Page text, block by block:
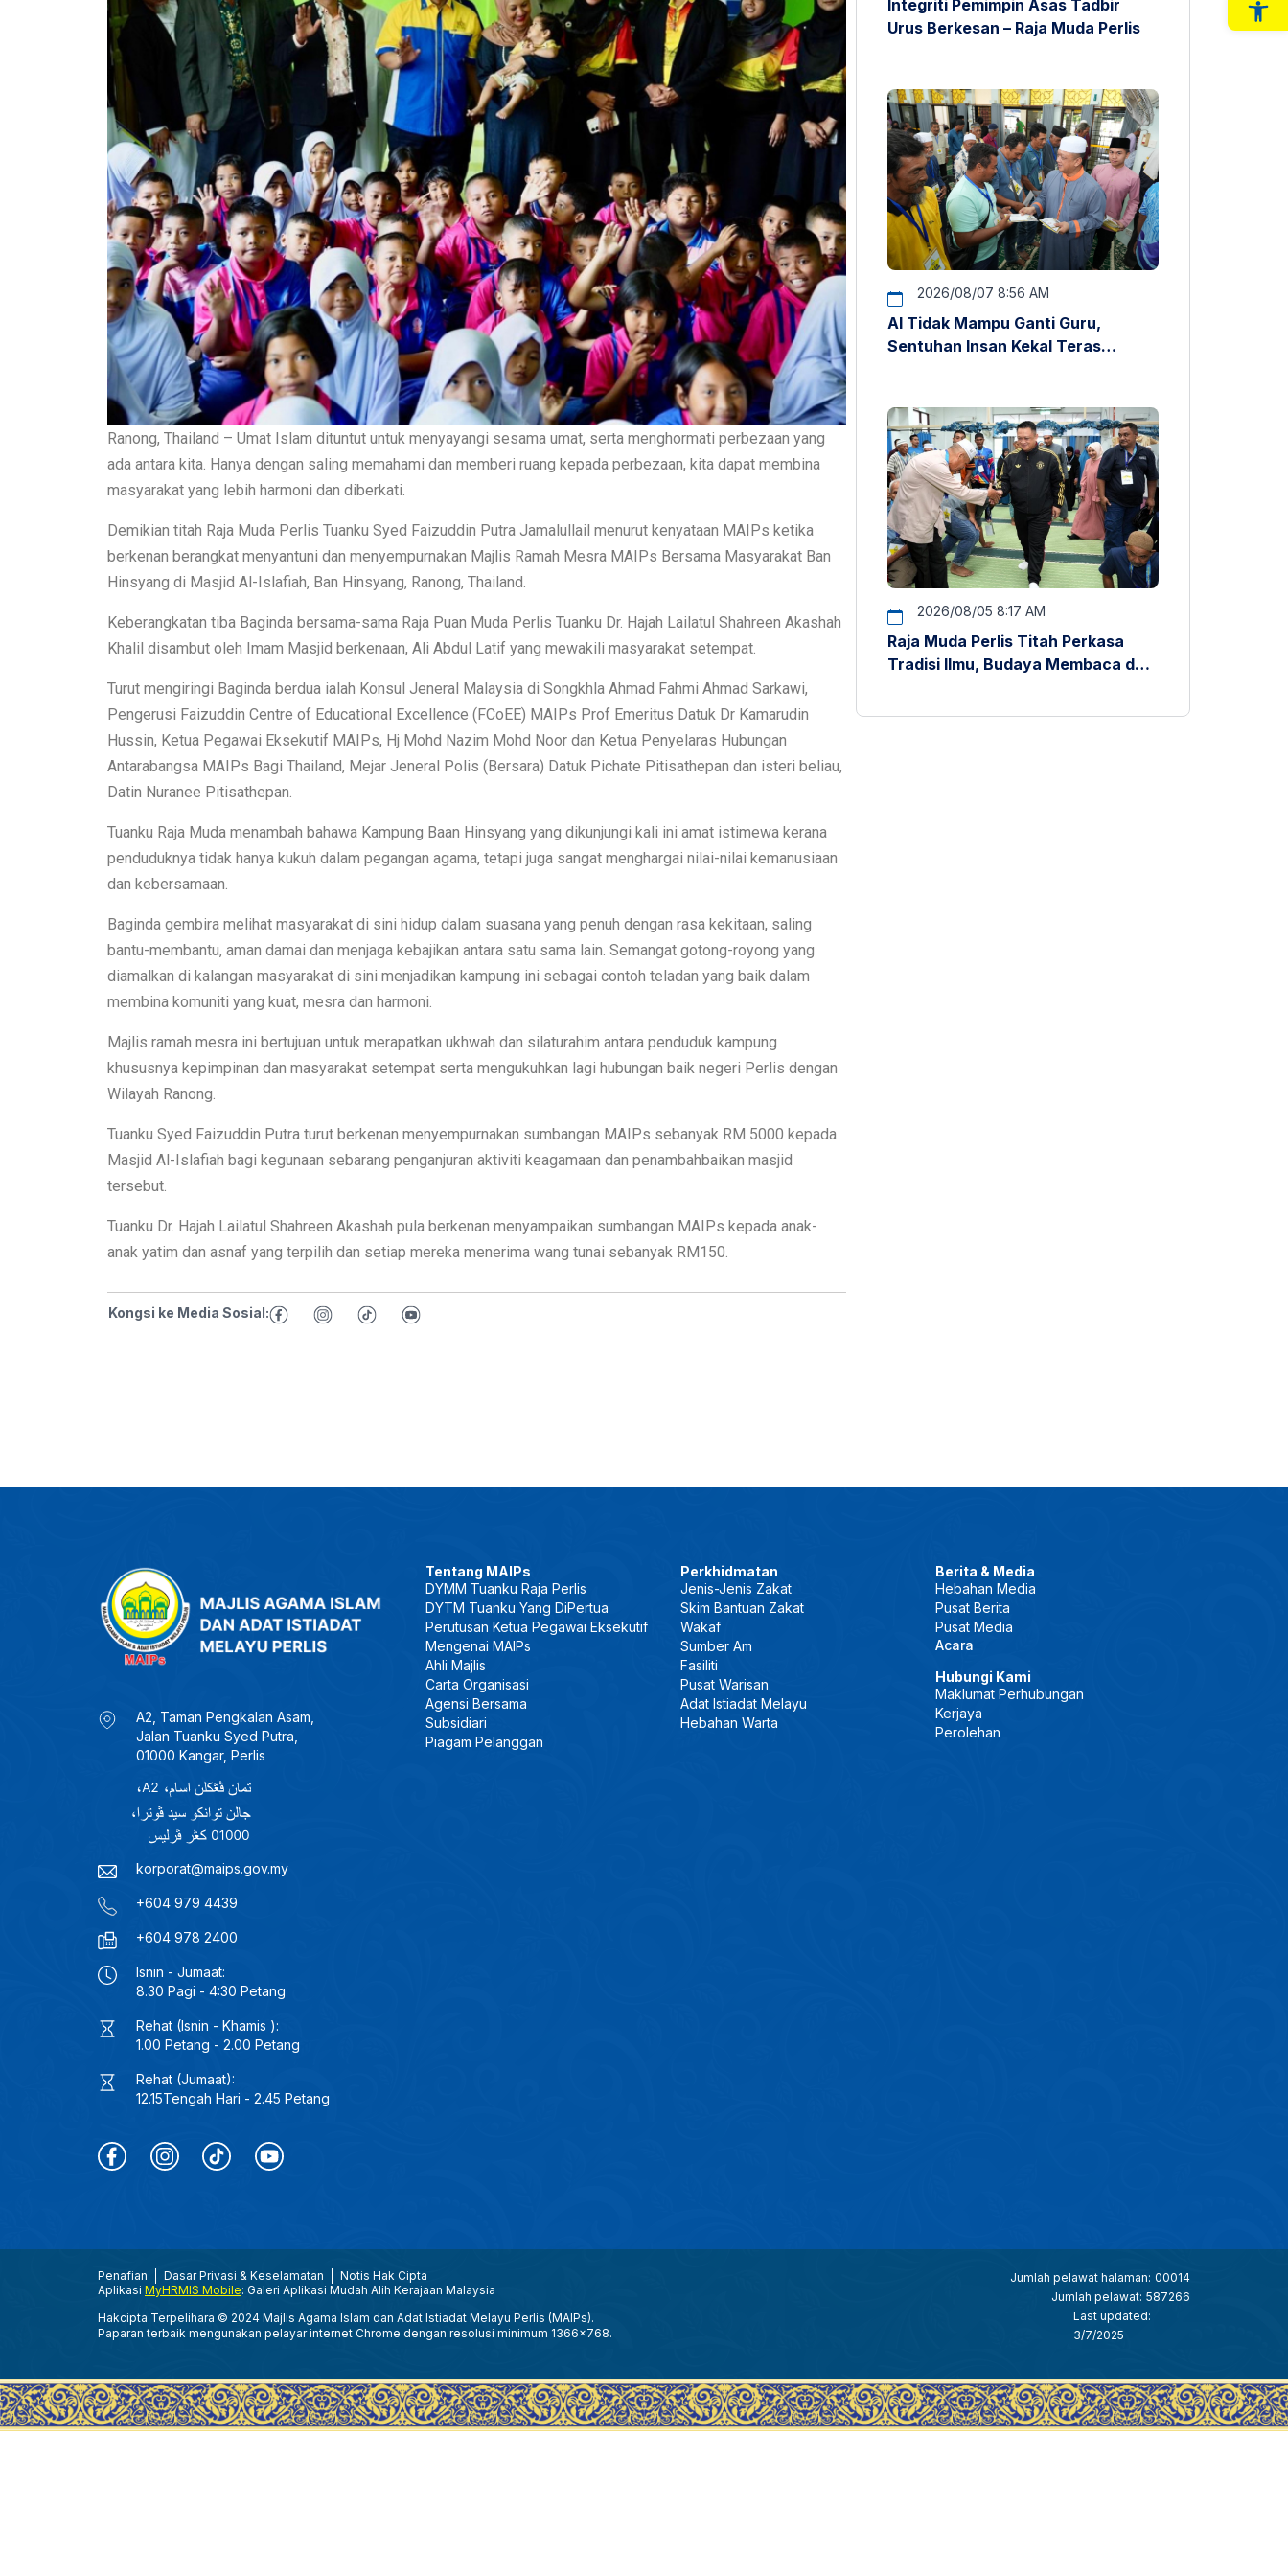
Ranong, Thailand – Umat Islam dituntut untuk menyayangi sesama umat, serta menghormati perbezaan yang
ada antara kita. Hanya dengan saling memahami dan memberi ruang kepada perbezaan, kita dapat membina
masyarakat yang lebih harmoni dan diberkati.
Demikian titah Raja Muda Perlis Tuanku Syed Faizuddin Putra Jamalullail menurut kenyataan MAIPs ketika
berkenan berangkat menyantuni dan menyempurnakan Majlis Ramah Mesra MAIPs Bersama Masyarakat Ban
Hinsyang di Masjid Al-Islafiah, Ban Hinsyang, Ranong, Thailand.
Keberangkatan tiba Baginda bersama-sama Raja Puan Muda Perlis Tuanku Dr. Hajah Lailatul Shahreen Akashah
Khalil disambut oleh Imam Masjid berkenaan, Ali Abdul Latif yang mewakili masyarakat setempat.
Turut mengiringi Baginda berdua ialah Konsul Jeneral Malaysia di Songkhla Ahmad Fahmi Ahmad Sarkawi,
Pengerusi Faizuddin Centre of Educational Excellence (FCoEE) MAIPs Prof Emeritus Datuk Dr Kamarudin
Hussin, Ketua Pegawai Eksekutif MAIPs, Hj Mohd Nazim Mohd Noor dan Ketua Penyelaras Hubungan
Antarabangsa MAIPs Bagi Thailand, Mejar Jeneral Polis (Bersara) Datuk Pichate Pitisathepan dan isteri beliau,
Datin Nuranee Pitisathepan.
Tuanku Raja Muda menambah bahawa Kampung Baan Hinsyang yang dikunjungi kali ini amat istimewa kerana
penduduknya tidak hanya kukuh dalam pegangan agama, tetapi juga sangat menghargai nilai-nilai kemanusiaan
dan kebersamaan.
Baginda gembira melihat masyarakat di sini hidup dalam suasana yang penuh dengan rasa kekitaan, saling
bantu-membantu, aman damai dan menjaga kebajikan antara satu sama lain. Semangat gotong-royong yang
diamalkan di kalangan masyarakat di sini menjadikan kampung ini sebagai contoh teladan yang baik dalam
membina komuniti yang kuat, mesra dan harmoni.
Majlis ramah mesra ini bertujuan untuk merapatkan ukhwah dan silaturahim antara penduduk kampung
khususnya kepimpinan dan masyarakat setempat serta mengukuhkan lagi hubungan baik negeri Perlis dengan
Wilayah Ranong.
Tuanku Syed Faizuddin Putra turut berkenan menyempurnakan sumbangan MAIPs sebanyak RM 5000 kepada
Masjid Al-Islafiah bagi kegunaan sebarang penganjuran aktiviti keagamaan dan penambahbaikan masjid
tersebut.
Tuanku Dr. Hajah Lailatul Shahreen Akashah pula berkenan menyampaikan sumbangan MAIPs kepada anak-
anak yatim dan asnaf yang terpilih dan setiap mereka menerima wang tunai sebanyak RM150.
Kongsi ke Media Sosial:
Integriti Pemimpin Asas Tadbir
Urus Berkesan – Raja Muda Perlis
2026/08/07 8:56 AM
AI Tidak Mampu Ganti Guru,
Sentuhan Insan Kekal Teras
2026/08/05 8:17 AM
Raja Muda Perlis Titah Perkasa
Tradisi Ilmu, Budaya Membaca dan
A2, Taman Pengkalan Asam,
Jalan Tuanku Syed Putra,
01000 Kangar, Perlis
korporat@maips.gov.my
+604 979 4439
+604 978 2400
Isnin - Jumaat:
8.30 Pagi - 4:30 Petang
Rehat (Isnin - Khamis ):
1.00 Petang - 2.00 Petang
Rehat (Jumaat):
12.15Tengah Hari - 2.45 Petang
Tentang MAIPs
DYMM Tuanku Raja Perlis
DYTM Tuanku Yang DiPertua
Perutusan Ketua Pegawai Eksekutif
Mengenai MAIPs
Ahli Majlis
Carta Organisasi
Agensi Bersama
Subsidiari
Piagam Pelanggan
Perkhidmatan
Jenis-Jenis Zakat
Skim Bantuan Zakat
Wakaf
Sumber Am
Fasiliti
Pusat Warisan
Adat Istiadat Melayu
Hebahan Warta
Berita & Media
Hebahan Media
Pusat Berita
Pusat Media
Acara
Hubungi Kami
Maklumat Perhubungan
Kerjaya
Perolehan
Penafian Dasar Privasi & Keselamatan
Notis Hak Cipta
Aplikasi MyHRMIS Mobile: Galeri Aplikasi Mudah Alih Kerajaan Malaysia
Hakcipta Terpelihara © 2024 Majlis Agama Islam dan Adat Istiadat Melayu Perlis (MAIPs).
Paparan terbaik mengunakan pelayar internet Chrome dengan resolusi minimum 1366x768.
Jumlah pelawat halaman: 00014
Jumlah pelawat: 587266
Last updated:
3/7/2025